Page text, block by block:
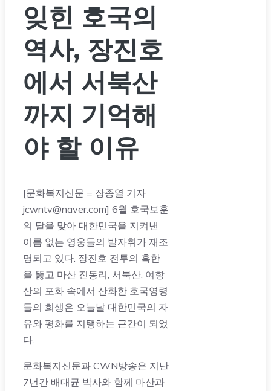
잊힌 호국의
역사, 장진호
에서 서북산
까지 기억해
야 할 이유
[문화복지신문 = 장종열 기자
jcwntv@naver.com] 6월 호국보훈
의 달을 맞아 대한민국을 지켜낸
이름 없는 영웅들의 발자취가 재조
명되고 있다. 장진호 전투의 혹한
을 뚫고 마산 진동리, 서북산, 여항
산의 포화 속에서 산화한 호국영령
들의 희생은 오늘날 대한민국의 자
유와 평화를 지탱하는 근간이 되었
다.
문화복지신문과 CWN방송은 지난
7년간 배대균 박사와 함께 마산과